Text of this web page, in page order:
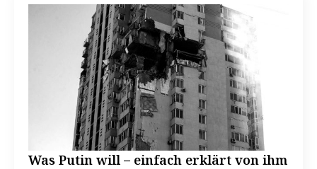
Was Putin will – einfach erklärt von ihm